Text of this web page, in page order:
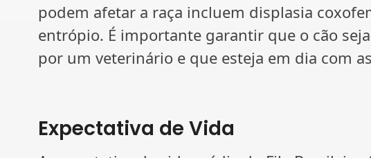
podem afetar a raça incluem displasia
entrópio. É importante garantir que o cão
por um veterinário e que esteja em dia com
Expectativa de Vida